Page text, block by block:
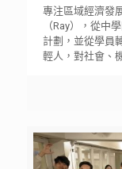
專注區域經濟發
（Ray），從中
計劃，並從學員
輕人，對社會、